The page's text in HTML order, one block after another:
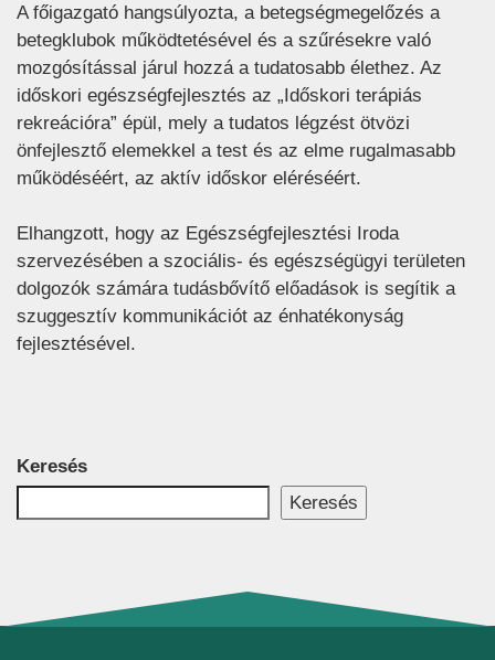
A főigazgató hangsúlyozta, a betegségmegelőzés a
betegklubok működtetésével és a szűrésekre való
mozgósítással járul hozzá a tudatosabb élethez. Az
időskori egészségfejlesztés az „Időskori terápiás
rekreációra” épül, mely a tudatos légzést ötvözi
önfejlesztő elemekkel a test és az elme rugalmasabb
működéséért, az aktív időskor eléréséért.
Elhangzott, hogy az Egészségfejlesztési Iroda
szervezésében a szociális- és egészségügyi területen
dolgozók számára tudásbővítő előadások is segítik a
szuggesztív kommunikációt az énhatékonyság
fejlesztésével.
Keresés
Keresés